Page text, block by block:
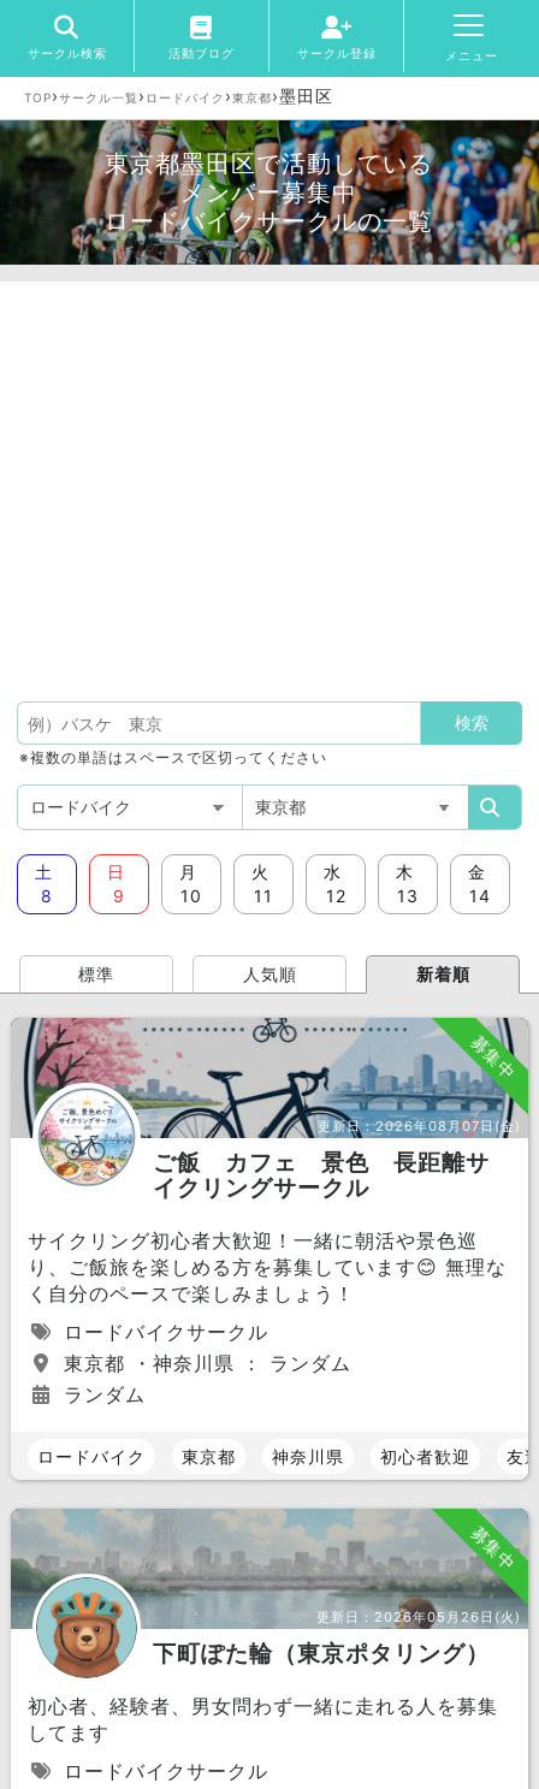
サークル検索 活動ブログ サークル登録 メニュー
TOP›サークル一覧 › ロードバイク ›東京都›墨田区
東京都墨田区で活動している
メンバー募集中
ロードバイクサークルの一覧
※複数の単語はスペースで区切ってください
土
8
日
9
月
10
火
11
水
12
木
13
金
14
標準 人気順 新着順
募集中
更新日：2026年08月07日(金)
ご飯 カフェ 景色 長距離サ
イクリングサークル
サイクリング初心者大歓迎！一緒に朝活や景色巡
り、ご飯旅を楽しめる方を募集しています😊 無理な
く自分のペースで楽しみましょう！
ロードバイクサークル
東京都 ・神奈川県 ： ランダム
ランダム
ロードバイク 東京都 神奈川県 初心者歓迎 友
募集中
更新日： 2026年05月26日(火)
下町ぽた輪（東京ポタリング）
初心者、経験者、男女問わず一緒に走れる人を募集
してます
ロードバイクサークル